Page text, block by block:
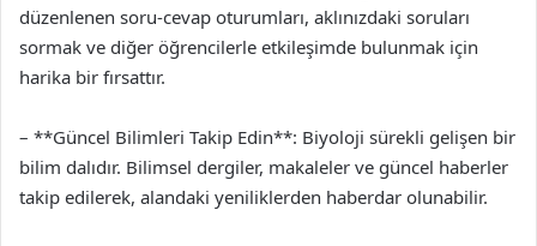
düzenlenen soru-cevap oturumları, aklınızdaki soruları
sormak ve diğer öğrencilerle etkileşimde bulunmak için
harika bir fırsattır.
– **Güncel Bilimleri Takip Edin**: Biyoloji sürekli gelişen bir
bilim dalıdır. Bilimsel dergiler, makaleler ve güncel haberler
takip edilerek, alandaki yeniliklerden haberdar olunabilir.